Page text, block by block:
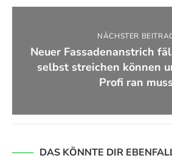
NÄCHSTER
Neuer Fassadenanstrich
selbst streichen können
Profi ran muss
DAS KÖNNTE DIR